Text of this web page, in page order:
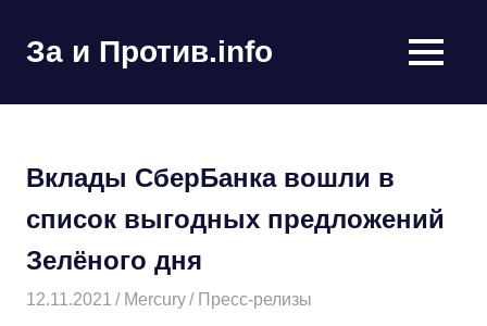
перейти
За и Против.info MENU
Вклады СберБанка вошли в
список выгодных
предложений Зелёного дня
12.11.2021 Mercury Пресс-релизы